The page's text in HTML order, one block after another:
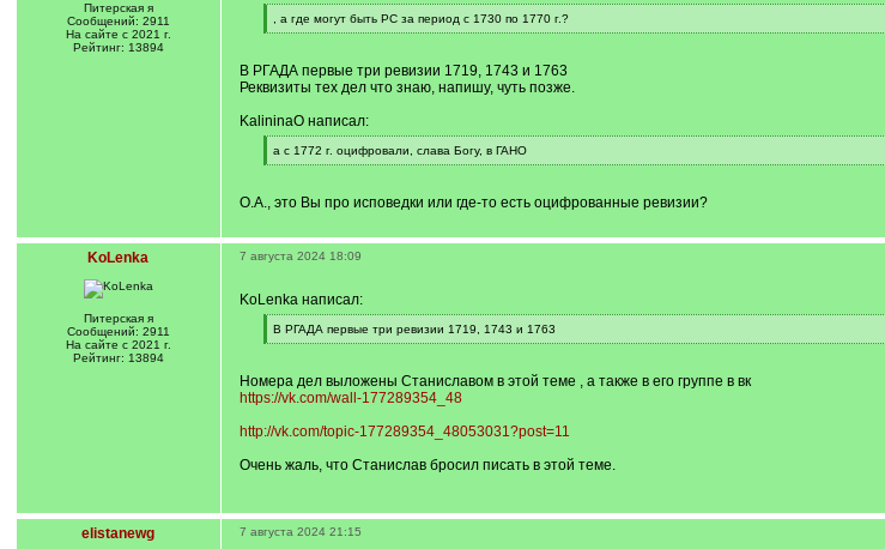
Питерская я
Сообщений: 2911
На сайте с 2021 г.
Рейтинг: 13894
q
, а где могут быть РС за период с 1730 по 1770 г.?
[
]
В РГАДА первые три ревизии 1719, 1743 и 1763
Реквизиты тех дел что знаю, напишу, чуть позже.
KalininaO написал:
[
q
а с 1772 г. оцифровали, слава Богу, в ГАНО
[
]
О.А., это Вы про исповедки или где-то есть оцифрованные ревизии?
KoLenka
Питерская я
Сообщений: 2911
На сайте с 2021 г.
Рейтинг: 13894
7 августа 2024 18:09
KoLenka написал:
[
q
В РГАДА первые три ревизии 1719, 1743 и 1763
[
]
Номера дел выложены Станиславом в этой теме , а также в его группе в вк
https://vk.com/wall-177289354_48
http://vk.com/topic-177289354_48053031?post=11
Очень жаль, что Станислав бросил писать в этой теме.
elistanewg 7 августа 2024 21:15